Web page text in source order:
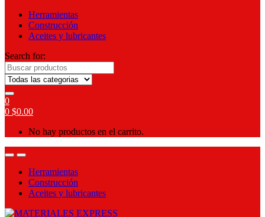
Herramientas
Construcción
Aceites y lubricantes
Search for:
0
0 $0.00
No hay productos en el carrito.
Herramientas
Construcción
Aceites y lubricantes